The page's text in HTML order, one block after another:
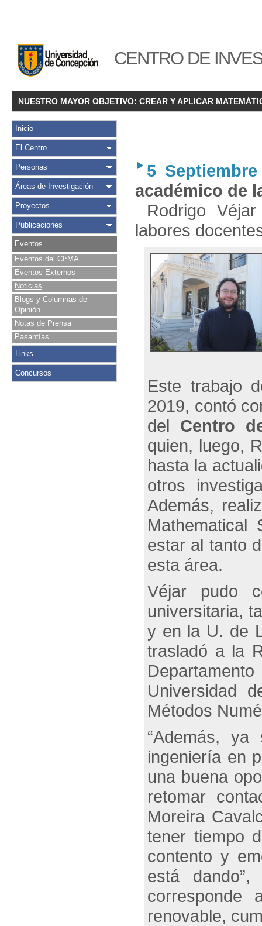
CENTRO DE
NUESTRO MAYOR OBJETIVO: CREAR Y APLICAR
Inicio
El Centro
Personas
Áreas de Investigación
Proyectos
Publicaciones
Eventos
Eventos del CI²MA
Eventos Externos
Noticias
Blogs y Columnas de
Opinión
Notas de Prensa
Pasantías
Links
Concursos
5
académico de
Rodrigo
labores
Este trabajo
2019, contó
del Centro
quien, luego,
hasta la
otros
Además,
estar al tanto
esta área.
Véjar pudo
universitaria,
y en la U. de
trasladó a la
Universidad
Métodos
“Además,
ingeniería en
una buena
retomar
Moreira
tener tiempo
contento y
está
renovable,